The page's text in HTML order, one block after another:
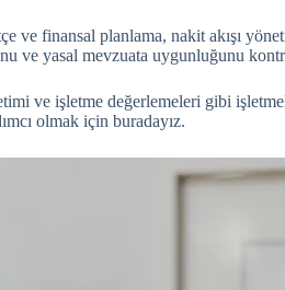
ve finansal planlama, nakit akışı
ve yasal mevzuata uygunluğunu
ve işletme değerlemeleri gibi
olmak için buradayız.